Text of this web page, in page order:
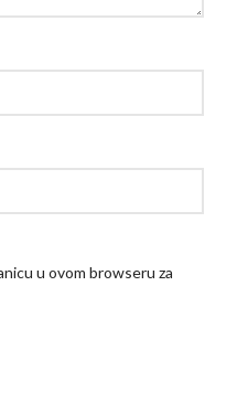
u ovom browseru za